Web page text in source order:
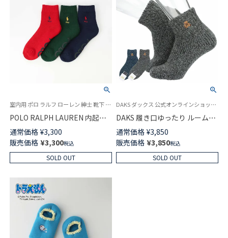
室内用 ポロ ラルフ ローレン 紳士 靴下 25FW
POLO RALPH LAUREN 内起毛
ポロロゴ ルームソックス 足底
すべり止め付き ショート 15cm
丈 メンズ 02015916
通常価格 ¥3,300
販売価格 ¥3,300税込
SOLD OUT
DAKS ダックス 公式オンラインショップ メンズ ソックス 靴下 ギフト
DAKS 履き口ゆったり ルームソ
ックス ツィードベア刺繍 足底
すべり止め付き 室内用 メンズ
02511845
通常価格 ¥3,850
販売価格 ¥3,850税込
SOLD OUT